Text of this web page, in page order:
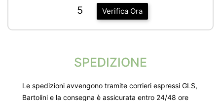
Verifica Ora
5
SPEDIZIONE
Le spedizioni avvengono tramite corrieri espressi GLS,
Bartolini e la consegna è assicurata entro 24/48 ore